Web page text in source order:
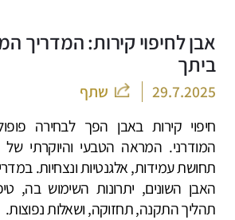
אבן לחיפוי קירות: המדריך
ביתך
29.7.2025
שתף
חיפוי קירות באבן הפך לבחירה
המודרני. המראה הטבעי והיוקרתי
תחושת עמידות, אלגנטיות ונצחיות.
האבן השונים, יתרונות השימוש בה,
תהליך התקנה, תחזוקה, ושאלות נפוצות.